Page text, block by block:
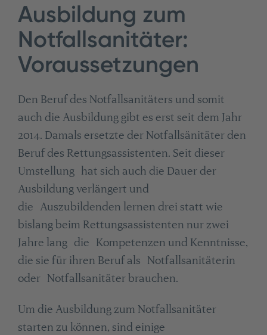
Ausbildung zum
Notfallsanitäter:
Voraussetzungen
Den Beruf des Notfallsanitäters und somit
auch die Ausbildung gibt es erst seit dem Jahr
2014. Damals ersetzte der Notfallsänitäter den
Beruf des Rettungsassistenten. Seit dieser
Umstellung hat sich auch die Dauer der
Ausbildung verlängert und
die Auszubildenden lernen drei statt wie
bislang beim Rettungsassistenten nur zwei
Jahre lang die Kompetenzen und Kenntnisse,
die sie für ihren Beruf als Notfallsanitäterin
oder Notfallsanitäter brauchen.
Um die Ausbildung zum Notfallsanitäter
starten zu können, sind einige